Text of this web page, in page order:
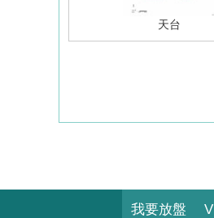
天台
我要放盤